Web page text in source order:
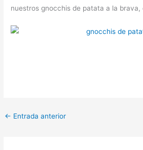
nuestros gnocchis de patata a la brava,
← Entrada anterior